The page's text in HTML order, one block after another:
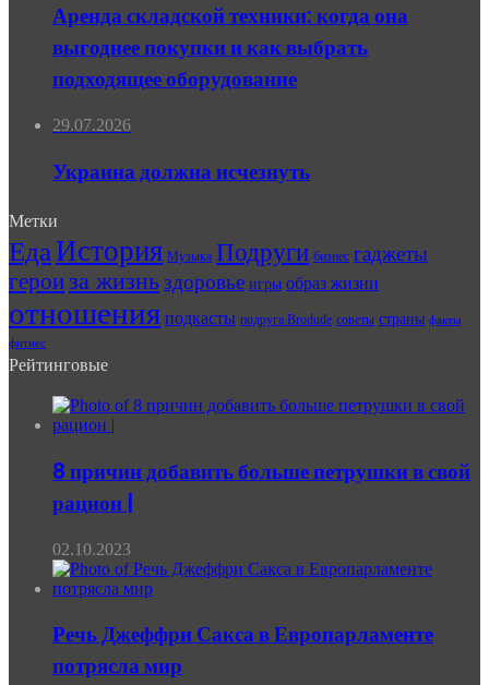
Аренда складской техники: когда она
выгоднее покупки и как выбрать
подходящее оборудование
29.07.2026
Украина должна исчезнуть
Метки
ЕдаИстория Музыка Подруги бизнес гаджеты
герои за жизньздоровье игры образ жизни
отношения подкасты подруга Brodude советы страны факты
фитнес
Рейтинговые
8 причин добавить больше петрушки в свой
рацион |
02.10.2023
Речь Джеффри Сакса в Европарламенте
потрясла мир